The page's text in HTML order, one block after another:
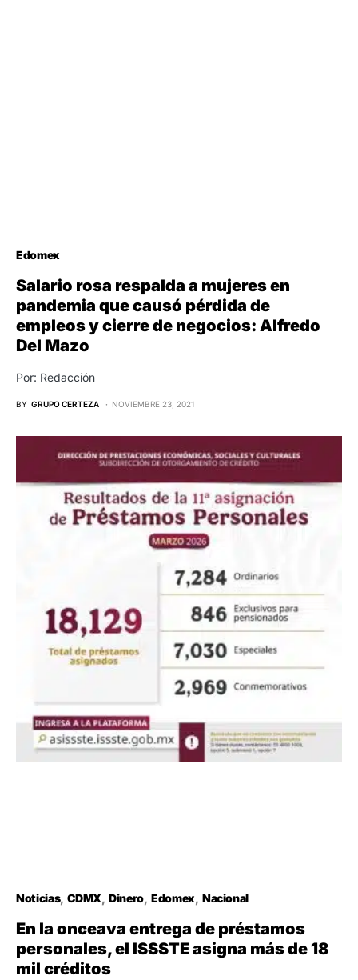
Edomex
Salario rosa respalda a mujeres en
pandemia que causó pérdida de
empleos y cierre de negocios: Alfredo
Del Mazo
Por: Redacción
BY GRUPO CERTEZA NOVIEMBRE 23, 2021
Noticias CDMX Dinero Edomex Nacional
En la onceava entrega de préstamos
personales, el ISSSTE asigna más de 18
mil créditos